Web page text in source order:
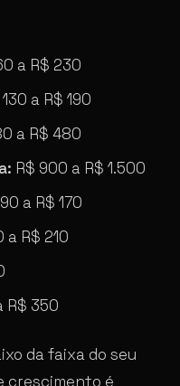
a R$ 230
a R$ 190
a R$ 480
R$ 900 a R$ 1.500
a R$ 170
a R$ 210
R$ 350
da faixa do seu
crescimento é